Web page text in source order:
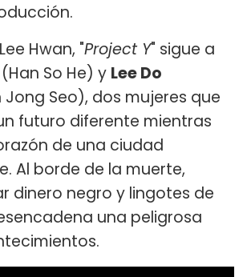
Hwan, "Project Y" sigue a
(Han So He) y Lee Do
Jong Seo), dos mujeres que
futuro diferente mientras
de una ciudad
Al borde de la muerte,
dinero negro y lingotes de
una peligrosa